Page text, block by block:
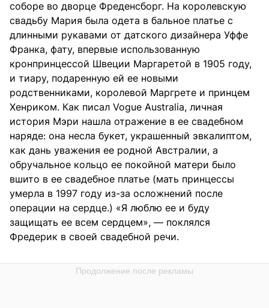
соборе во дворце Фреденсборг. На королевскую
свадьбу Мария была одета в бальное платье с
длинными рукавами от датского дизайнера Уффе
Франка, фату, впервые использованную
кронпринцессой Швеции Маргаретой в 1905 году,
и тиару, подаренную ей ее новыми
родственниками, королевой Маргрете и принцем
Хенриком. Как писал Vogue Australia, личная
история Мэри нашла отражение в ее свадебном
наряде: она несла букет, украшенный эвкалиптом,
как дань уважения ее родной Австралии, а
обручальное кольцо ее покойной матери было
вшито в ее свадебное платье (мать принцессы
умерла в 1997 году из-за осложнений после
операции на сердце.) «Я люблю ее и буду
защищать ее всем сердцем», — поклялся
Фредерик в своей свадебной речи.